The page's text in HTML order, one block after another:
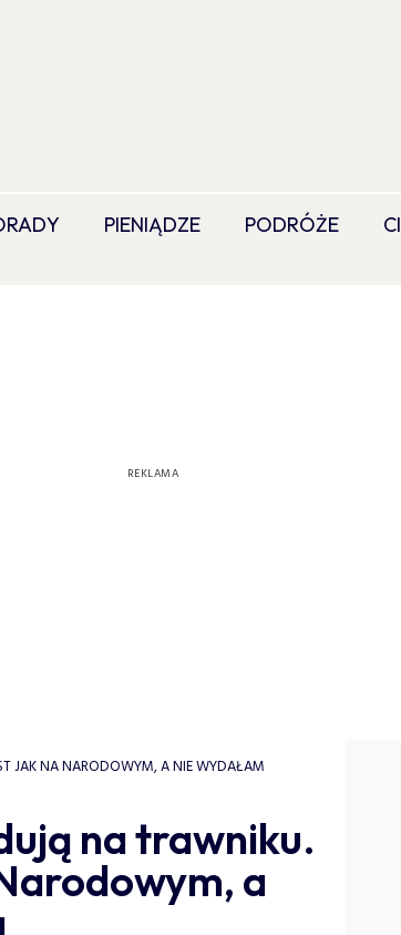
PIENIĄDZE PODRÓŻE
JAK NA NARODOWYM, A NIE WYDAŁAM
na trawniku.
a